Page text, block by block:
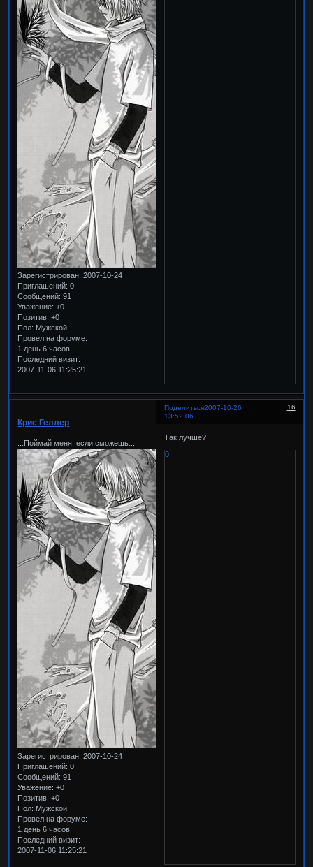
Зарегистрирован: 2007-10-24
Приглашений: 0
Сообщений: 91
Уважение: +0
Позитив: +0
Пол: Мужской
Провел на форуме:
1 день 6 часов
Последний визит:
2007-11-06 11:25:21
Поделиться 16
2007-10-26
13:52:06
Крис Геллер
::.Поймай меня, если сможешь.:::
Зарегистрирован: 2007-10-24
Приглашений: 0
Сообщений: 91
Уважение: +0
Позитив: +0
Пол: Мужской
Провел на форуме:
1 день 6 часов
Последний визит:
2007-11-06 11:25:21
Так лучше?
0